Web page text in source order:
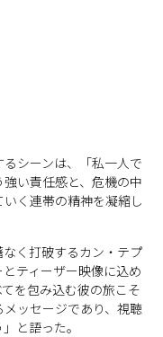
シーンは、「私一人で
い責任感と、危機の中
く連帯の精神を凝縮し
く打破するカン・テプ
ティーザー映像に込め
を包み込む彼の旅こそ
ッセージであり、視聴
と語った。